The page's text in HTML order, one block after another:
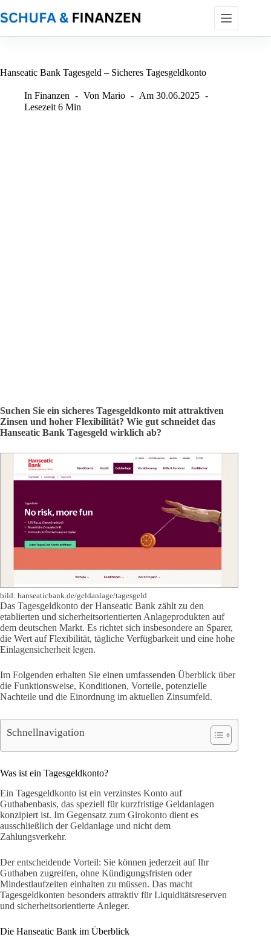
Inhalt
springen
Hanseatic Bank Tagesgeld – Sicheres Tagesgeldkonto
In Finanzen Von Mario Am 30.06.2025
Lesezeit 6 Min
Suchen Sie ein sicheres Tagesgeldkonto mit attraktiven
Zinsen und hoher Flexibilität? Wie gut schneidet das
Hanseatic Bank Tagesgeld wirklich ab?
bild: hanseaticbank.de/geldanlage/tagesgeld
Das Tagesgeldkonto der Hanseatic Bank zählt zu den
etablierten und sicherheitsorientierten Anlageprodukten auf
dem deutschen Markt. Es richtet sich insbesondere an Sparer,
die Wert auf Flexibilität, tägliche Verfügbarkeit und eine hohe
Einlagensicherheit legen.
Im Folgenden erhalten Sie einen umfassenden Überblick über
die Funktionsweise, Konditionen, Vorteile, potenzielle
Nachteile und die Einordnung im aktuellen Zinsumfeld.
Schnellnavigation
Was ist ein Tagesgeldkonto?
Ein Tagesgeldkonto ist ein verzinstes Konto auf
Guthabenbasis, das speziell für kurzfristige Geldanlagen
konzipiert ist. Im Gegensatz zum Girokonto dient es
ausschließlich der Geldanlage und nicht dem
Zahlungsverkehr.
Der entscheidende Vorteil: Sie können jederzeit auf Ihr
Guthaben zugreifen, ohne Kündigungsfristen oder
Mindestlaufzeiten einhalten zu müssen. Das macht
Tagesgeldkonten besonders attraktiv für Liquiditätsreserven
und sicherheitsorientierte Anleger.
Die Hanseatic Bank im Überblick